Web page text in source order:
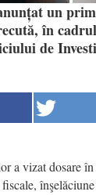
un
în
de
a vizat dosare